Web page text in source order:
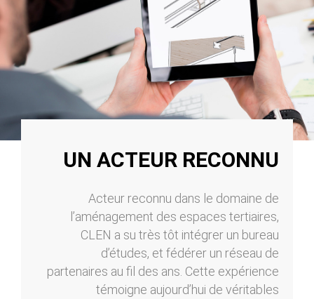
UN ACTEUR RECONNU
Acteur reconnu dans le domaine de
l’aménagement des espaces tertiaires,
CLEN a su très tôt intégrer un bureau
d’études, et fédérer un réseau de
partenaires au fil des ans. Cette expérience
témoigne aujourd’hui de véritables